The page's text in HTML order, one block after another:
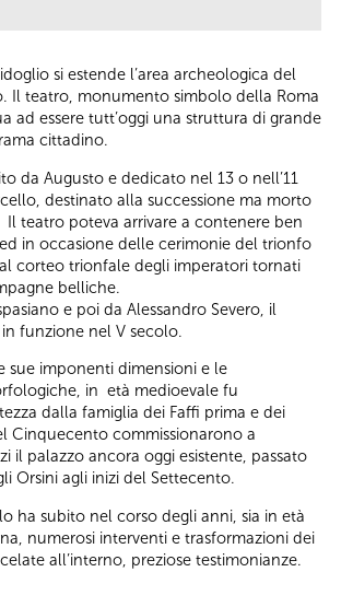
si estende l’area archeologica del
Il teatro, monumento simbolo della Roma
ad essere tutt’oggi una struttura di grande
cittadino.
da Augusto e dedicato nel 13 o nell’11
destinato alla successione ma morto
teatro poteva arrivare a contenere ben
in occasione delle cerimonie del trionfo
corteo trionfale degli imperatori tornati
belliche.
e poi da Alessandro Severo, il
funzione nel V secolo.
sue imponenti dimensioni e le
in età medioevale fu
dalla famiglia dei Faffi prima e dei
Cinquecento commissionarono a
il palazzo ancora oggi esistente, passato
Orsini agli inizi del Settecento.
ha subito nel corso degli anni, sia in età
numerosi interventi e trasformazioni dei
all’interno, preziose testimonianze.